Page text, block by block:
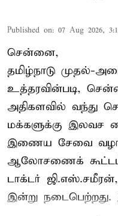
Published on: 07 Aug 2026,
சென்னை,
தமிழ்நாடு முதல்-
உத்தரவின்படி,
அதிகளவில் வந்து
மக்களுக்கு இலவச
இணைய சேவை
ஆலோசணைக்
டாக்டர்
இன்று நடைபெற்றது.